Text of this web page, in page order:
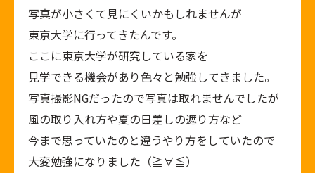
写真が小さくて見にくいかもしれませんが
東京大学に行ってきたんです。
ここに東京大学が研究している家を
見学できる機会があり色々と勉強してきました。
写真撮影NGだったので写真は取れませんでしたが
風の取り入れ方や夏の日差しの遮り方など
今まで思っていたのと違うやり方をしていたので
大変勉強になりました（≧∀≦）